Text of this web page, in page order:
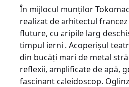
În mijlocul munţilor
realizat de arhitectul
fluture, cu aripile larg
timpul iernii. Acoperişul
din bucăţi mari de metal
reflexii, amplificate de apă,
fascinant caleidoscop.